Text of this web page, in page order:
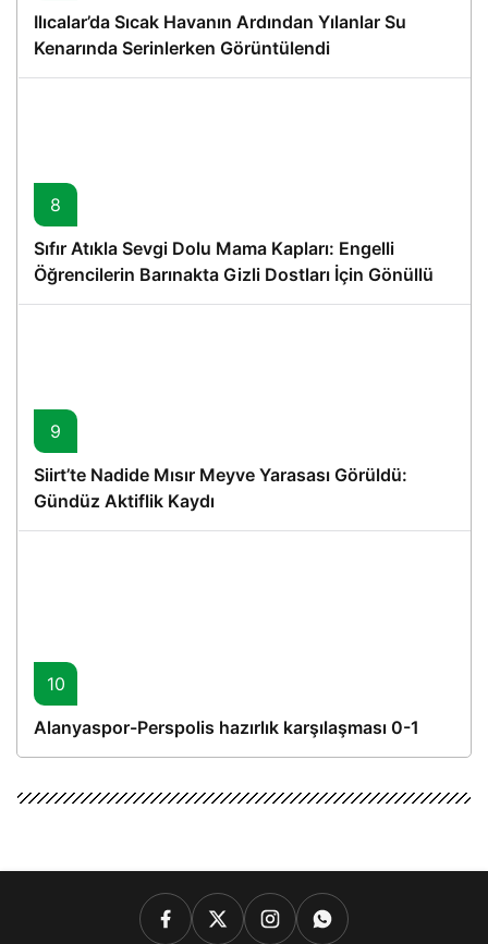
Ilıcalar’da Sıcak Havanın Ardından Yılanlar Su
Kenarında Serinlerken Görüntülendi
8
Sıfır Atıkla Sevgi Dolu Mama Kapları: Engelli
Öğrencilerin Barınakta Gizli Dostları İçin Gönüllü
Proje
9
Siirt’te Nadide Mısır Meyve Yarasası Görüldü:
Gündüz Aktiflik Kaydı
10
Alanyaspor-Perspolis hazırlık karşılaşması 0-1